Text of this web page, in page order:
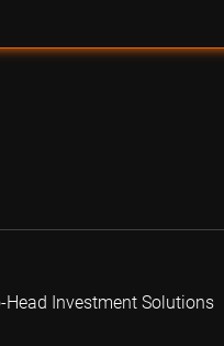
Head Investment Solutions